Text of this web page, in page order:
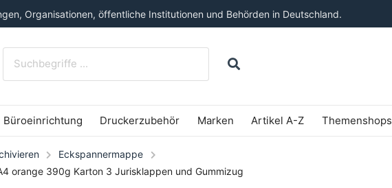
Organisationen, öffentliche Institutionen und Behörden in Deutschland.
Büroeinrichtung Druckerzubehör Marken Artikel A-Z Themenshops
Eckspannermappe
orange 390g Karton 3 Jurisklappen und Gummizug